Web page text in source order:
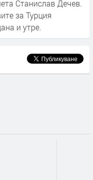
Станислав Дечев.
за Турция
и утре.